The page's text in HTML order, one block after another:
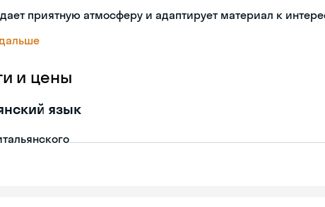
приятную атмосферу и адаптирует материал к
и цены
язык